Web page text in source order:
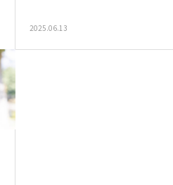
2025.06.13